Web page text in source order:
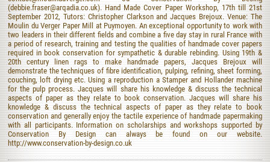
(debbie.fraser@arqadia.co.uk). Hand Made Cover Paper Workshop, 17th till 21st
September 2012, Tutors: Christopher Clarkson and Jacques Brejoux. Venue: The
Moulin du Verger Paper Mill at Puymoyen. An exceptional opportunity to work with
two leaders in their different fields and combine a five day stay in rural France with
a period of research, training and testing the qualities of handmade cover papers
required in book conservation for sympathetic & durable rebinding. Using 19th &
20th century linen rags to make handmade papers, Jacques Brejoux will
demonstrate the techniques of fibre identification, pulping, refining, sheet forming,
couching, loft drying etc. Using a reproduction a Stamper and Hollander machine
for the pulp process. Jacques will share his knowledge & discuss the technical
aspects of paper as they relate to book conservation. Jacques will share his
knowledge & discuss the technical aspects of paper as they relate to book
conservation and generally enjoy the tactile experience of handmade papermaking
with all participants. Information on scholarships and workshops supported by
Conservation By Design can always be found on our website.
http://www.conservation-by-design.co.uk